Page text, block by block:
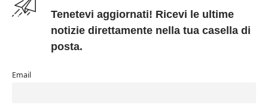
Tenetevi aggiornati! Ricevi le ultime
notizie direttamente nella tua casella di
posta.
Email